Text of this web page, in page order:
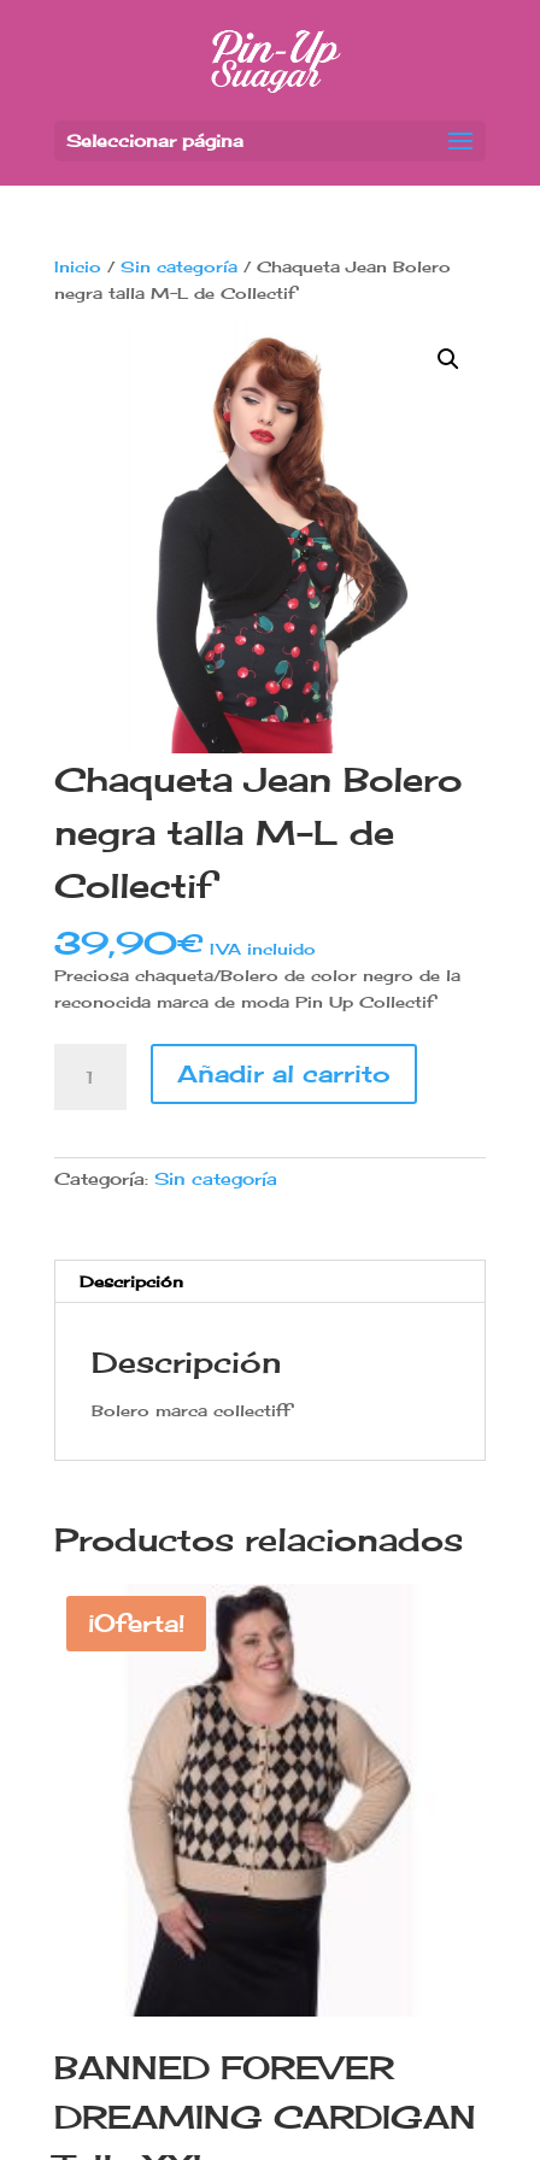
Seleccionar página
Inicio / Sin categoría/ Chaqueta Jean Bolero
negra talla M-L de Collectif
Chaqueta Jean Bolero
negra talla M-L de
Collectif
39,90€ IVA incluido
Preciosa chaqueta/Bolero de color negro de la
reconocida marca de moda Pin Up Collectif
Jean
talla
M-
Añadir al carrito
Categoría: Sin categoría
Descripción
Descripción
Bolero marca collectiff
Productos relacionados
¡Oferta!
BANNED FOREVER
DREAMING CARDIGAN